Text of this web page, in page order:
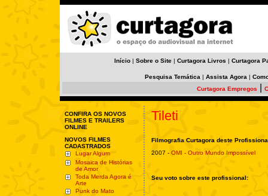
Início | Sobre o Site | Curtagora Livros | Curtagora
Pesquisa Temática | Assista Agora |
Curtagora Empregos
CONFIRA OS NOVOS
FILMES E TRAILERS
ONLINE
NOVOS FILMES
CADASTRADOS
Lugar Algum
Mosaica de Histórias
de Amor
Toda Merda Agora é
Arte
Punk do Mato
Tileti
Filmografia Curtagora deste
2007 - OMI - Outro Mundo Impossível
Seu voto sobre este profissional: